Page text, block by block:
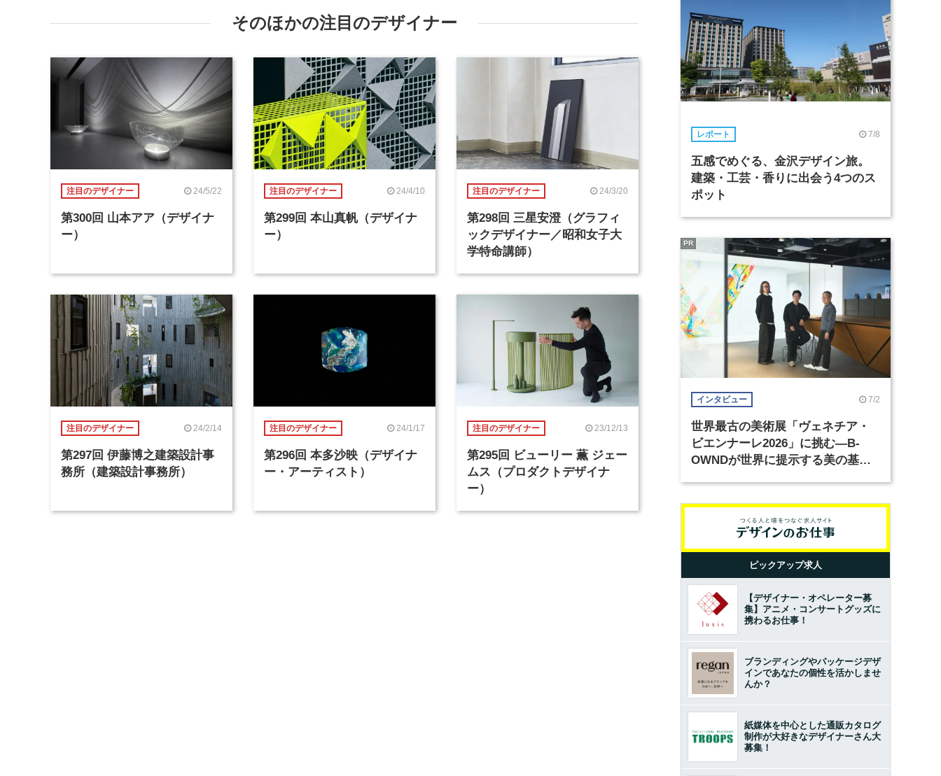
そのほかの注目のデザイナー
注目のデザイナー 24/5/22
第300回 山本アア（デザイナ
ー）
注目のデザイナー 24/4/10
第299回 本山真帆（デザイナ
ー）
注目のデザイナー 24/3/20
第298回 三星安澄（グラフィ
ックデザイナー／昭和女子大
学特命講師）
注目のデザイナー 24/2/14
第297回 伊藤博之建築設計事
務所（建築設計事務所）
注目のデザイナー 24/1/17
第296回 本多沙映（デザイナ
ー・アーティスト）
注目のデザイナー 23/12/13
第295回 ビューリー 薫 ジェー
ムス（プロダクトデザイナ
ー）
レポート 7/8
五感でめぐる、金沢デザイン旅。
建築・工芸・香りに出会う4つのス
ポット
インタビュー 7/2
世界最古の美術展「ヴェネチア・
ビエンナーレ2026」に挑む―B-
OWNDが世界に提示する美の基準
PR
ピックアップ求人
【デザイナー・オペレーター募
集】アニメ・コンサートグッズに
携わるお仕事！
ブランディングやパッケージデザ
インであなたの個性を活かしませ
んか？
紙媒体を中心とした通販カタログ
制作が大好きなデザイナーさん大
募集！